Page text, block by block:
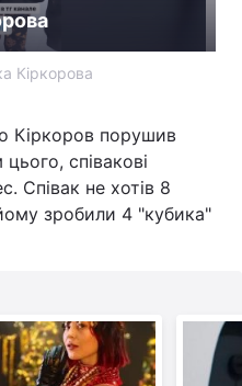
Кіркорова
Кіркоров порушив
цього, співакові
Співак не хотів 8
зробили 4 "кубика"